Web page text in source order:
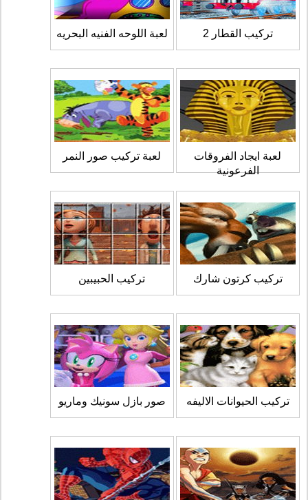
تركيب القطار 2 لعبة اللوحه الفنيه البحريه
لعبة ايجاد الفروقات
الفرعونية
لعبة تركيب صور النمر
تركيب كرتون شارك تركيب الحبيبين
تركيب الحيوانات الاليفه صور بازل سونيك وماريو